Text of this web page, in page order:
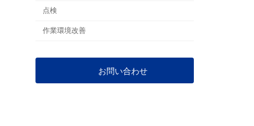
点検
作業環境改善
お問い合わせ